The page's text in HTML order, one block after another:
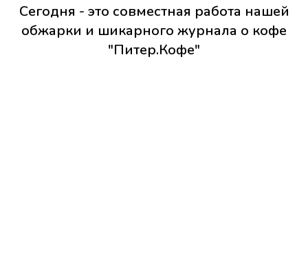
Сегодня - это совместная работа нашей
обжарки и шикарного журнала о кофе
"Питер.Кофе"